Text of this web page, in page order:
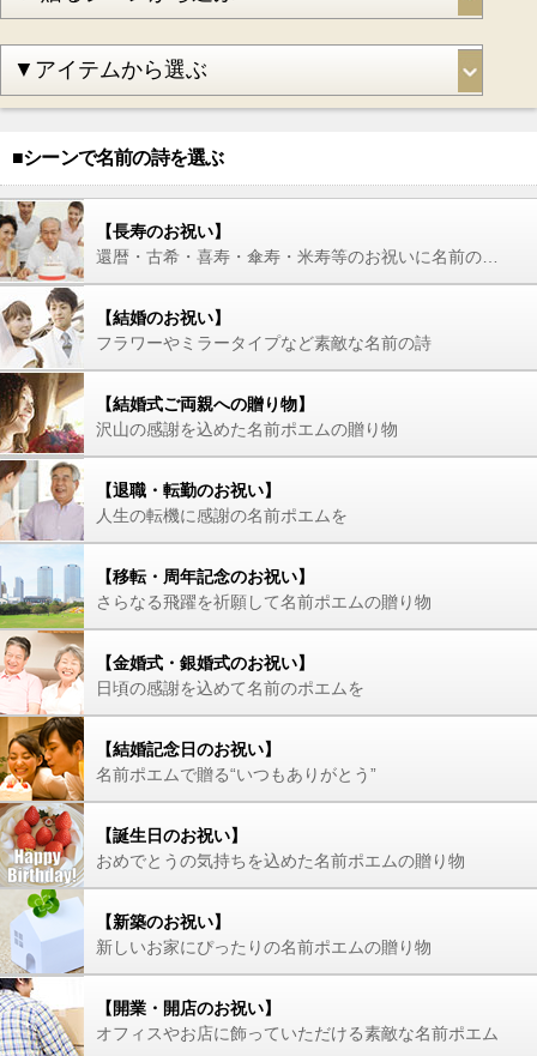
■シーンで名前の詩を選ぶ
【長寿のお祝い】
【結婚のお祝い】
フラワーやミラータイプなど素敵な名前の詩
【結婚式ご両親への贈り物】
沢山の感謝を込めた名前ポエムの贈り物
【退職・転勤のお祝い】
人生の転機に感謝の名前ポエムを
【移転・周年記念のお祝い】
さらなる飛躍を祈願して名前ポエムの贈り物
【金婚式・銀婚式のお祝い】
日頃の感謝を込めて名前のポエムを
【結婚記念日のお祝い】
名前ポエムで贈る“いつもありがとう”
【誕生日のお祝い】
おめでとうの気持ちを込めた名前ポエムの贈り物
【新築のお祝い】
新しいお家にぴったりの名前ポエムの贈り物
【開業・開店のお祝い】
オフィスやお店に飾っていただける素敵な名前ポエム